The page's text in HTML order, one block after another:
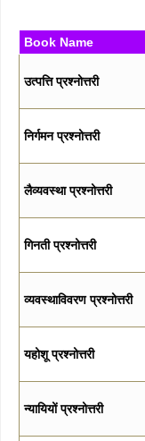
Book Name
उत्पत्ति प्रश्नोत्तरी
निर्गमन प्रश्नोत्तरी
लैव्यवस्था प्रश्नोत्तरी
गिनती प्रश्नोत्तरी
व्यवस्थाविवरण प्रश्नोत्तरी
यहोशू प्रश्नोत्तरी
न्यायियों प्रश्नोत्तरी